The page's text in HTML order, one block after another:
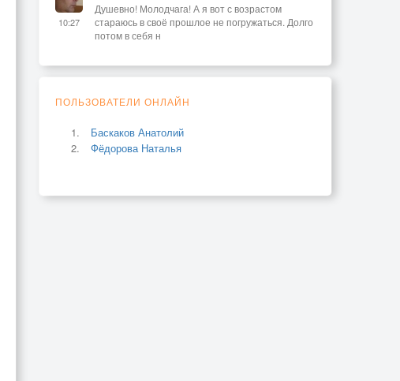
10:27
Душевно! Молодчага! А я вот с возрастом
стараюсь в своё прошлое не погружаться. Долго
потом в себя н
ПОЛЬЗОВАТЕЛИ ОНЛАЙН
Баскаков Анатолий
Фёдорова Наталья